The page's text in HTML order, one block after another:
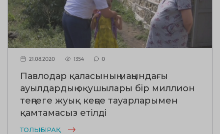
21.08.2020 1354 0
Павлодар қаласының маңындағы
ауылдардың оқушылары бір миллион
теңгеге жуық кеңсе тауарларымен
қамтамасыз етілді
ТОЛЫҒЫРАҚ